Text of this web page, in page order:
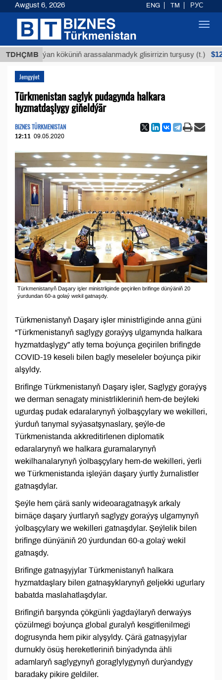
TDHÇMB
Buýan köküniň arassalanmadyk glisirrizin turşusy (t.) $12935,18
Jemgyýet
Türkmenistan saglyk pudagynda halkara
hyzmatdaşlygy giňeldýär
BIZNES TÜRKMENISTAN
12:11 09.05.2020
Türkmenistanyň Daşary işler ministrliginde geçirilen brifinge dünýäniň 20
ýurdundan 60-a golaý wekil gatnaşdy.
Türkmenistanyň Daşary işler ministrliginde anna güni
“Türkmenistanyň saglygy goraýyş ulgamynda halkara
hyzmatdaşlygy” atly tema boýunça geçirilen brifingde
COVID-19 keseli bilen bagly meseleler boýunça pikir
alşyldy.
Brifinge Türkmenistanyň Daşary işler, Saglygy goraýyş
we derman senagaty ministrlikleriniň hem-de beýleki
ugurdaş pudak edaralarynyň ýolbaşçylary we wekilleri,
ýurduň tanymal syýasatşynaslary, şeýle-de
Türkmenistanda akkreditirlenen diplomatik
edaralarynyň we halkara guramalarynyň
wekilhanalarynyň ýolbaşçylary hem-de wekilleri, ýerli
we Türkmenistanda işleýän daşary ýurtly žurnalistler
gatnaşdylar.
Şeýle hem çärä sanly wideoaragatnaşyk arkaly
birnäçe daşary ýurtlaryň saglygy goraýyş ulgamynyň
ýolbaşçylary we wekilleri gatnaşdylar. Şeýlelik bilen
brifinge dünýäniň 20 ýurdundan 60-a golaý wekil
gatnaşdy.
Brifinge gatnaşyjylar Türkmenistanyň halkara
hyzmatdaşlary bilen gatnaşyklarynyň geljekki ugurlary
babatda maslahatlaşdylar.
Brifingiň barşynda çökgünli ýagdaýlaryň derwaýys
çözülmegi boýunça global guralyň kesgitlenilmegi
dogrusynda hem pikir alyşyldy. Çärä gatnaşyjylar
durnukly ösüş hereketleriniň binýadynda ähli
adamlaryň saglygynyň goraglylygynyň durýandygy
baradaky pikire geldiler.
Awgust 6, 2026 ENG TM РУС